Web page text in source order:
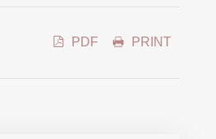
PDF PRINT